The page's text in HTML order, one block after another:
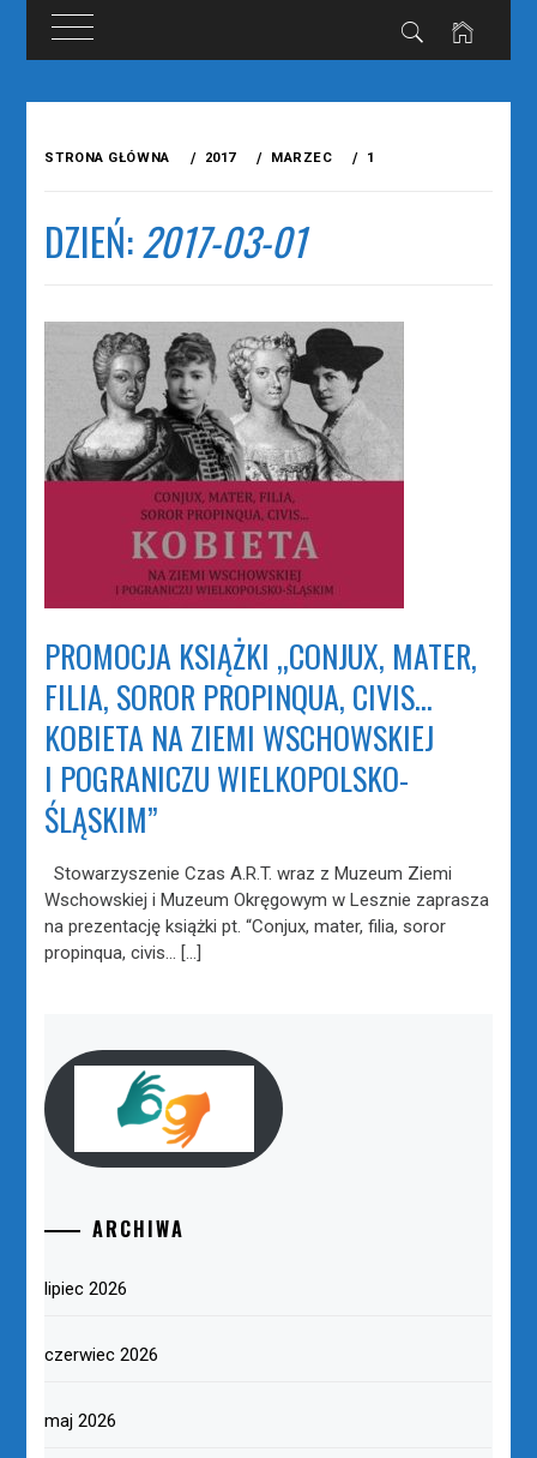
STRONA GŁÓWNA 2017 MARZEC 1
DZIEŃ:2017-03-01
PROMOCJA KSIĄŻKI „CONJUX, MATER,
FILIA, SOROR PROPINQUA, CIVIS…
KOBIETA NA ZIEMI WSCHOWSKIEJ
I POGRANICZU WIELKOPOLSKO-
ŚLĄSKIM”
Stowarzyszenie Czas A.R.T. wraz z Muzeum Ziemi
Wschowskiej i Muzeum Okręgowym w Lesznie zaprasza
na prezentację książki pt. “Conjux, mater, filia, soror
propinqua, civis… […]
ARCHIWA
lipiec 2026
czerwiec 2026
maj 2026